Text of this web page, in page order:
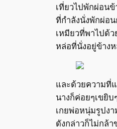
เที่ยวไปพักผ่อนข้
ที่กำลังนั่งพักผ่อน
เหมียวที่พาไปด้
หล่อที่นั่งอยู่ข้างห
และด้วยความที่
นางก็ค่อยๆเขยิบ
เกยพ่อหนุ่มรูปง
ดังกล่าวก็ไม่กล้า